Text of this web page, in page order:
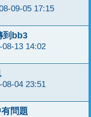
09-05 17:15
到bb3
08-13 14:02
08-04 23:51
問題